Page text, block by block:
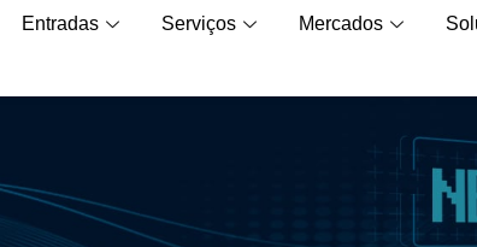
Entradas Serviços Mercados